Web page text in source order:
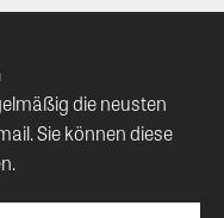
die neusten
Sie können diese